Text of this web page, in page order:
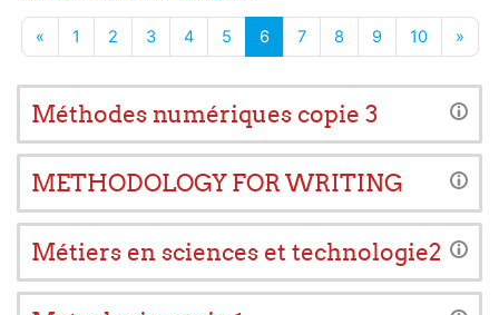
«Page précédente
1 Page 1
2Page 2
3Page 3
4Page 4
5Page 5
6Page 6
7Page 7
8Page 8
9Page 9
10Page 10
»
Méthodes numériques copie 3
METHODOLOGY FOR WRITING
Métiers en sciences et technologie2